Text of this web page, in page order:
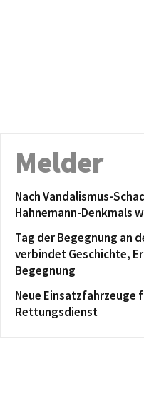
Melder
Nach Vandalismus-
Hahnemann-Denkmals
Tag der Begegnung an
verbindet Geschichte,
Begegnung
Neue Einsatzfahrzeuge
Rettungsdienst